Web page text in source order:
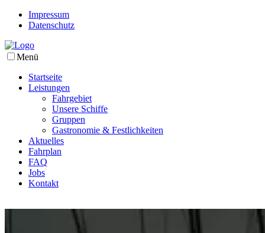
Impressum
Datenschutz
Menü
Startseite
Leistungen
Fahrgebiet
Unsere Schiffe
Gruppen
Gastronomie & Festlichkeiten
Aktuelles
Fahrplan
FAQ
Jobs
Kontakt